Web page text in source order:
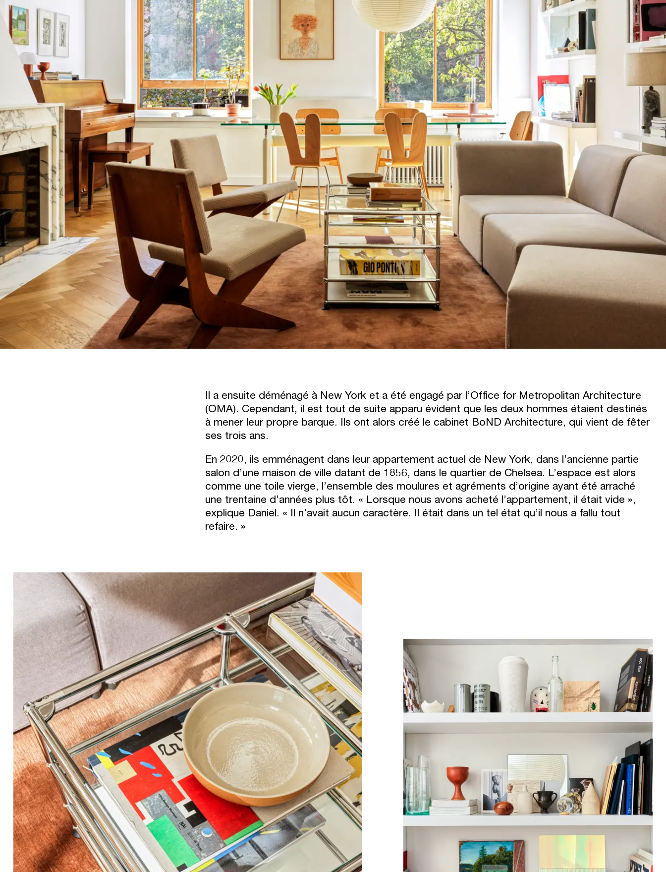
Il a ensuite déménagé à New York et a été engagé par l’Office for Metropolitan Architecture
(OMA). Cependant, il est tout de suite apparu évident que les deux hommes étaient destinés
à mener leur propre barque. Ils ont alors créé le cabinet BoND Architecture, qui vient de fêter
ses trois ans.
En 2020, ils emménagent dans leur appartement actuel de New York, dans l’ancienne partie
salon d’une maison de ville datant de 1856, dans le quartier de Chelsea. L’espace est alors
comme une toile vierge, l’ensemble des moulures et agréments d’origine ayant été arraché
une trentaine d’années plus tôt. « Lorsque nous avons acheté l’appartement, il était vide »,
explique Daniel. « Il n’avait aucun caractère. Il était dans un tel état qu’il nous a fallu tout
refaire. »